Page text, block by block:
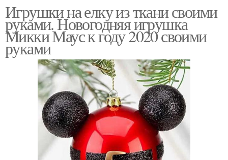
Игрушки на елку из ткани своими
руками. Новогодняя игрушка
Микки Маус к году 2020 своими
руками